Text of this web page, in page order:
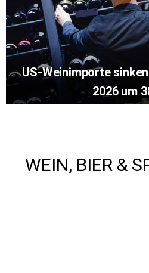
US-Weinimporte
2026 um
WEIN, BIER &